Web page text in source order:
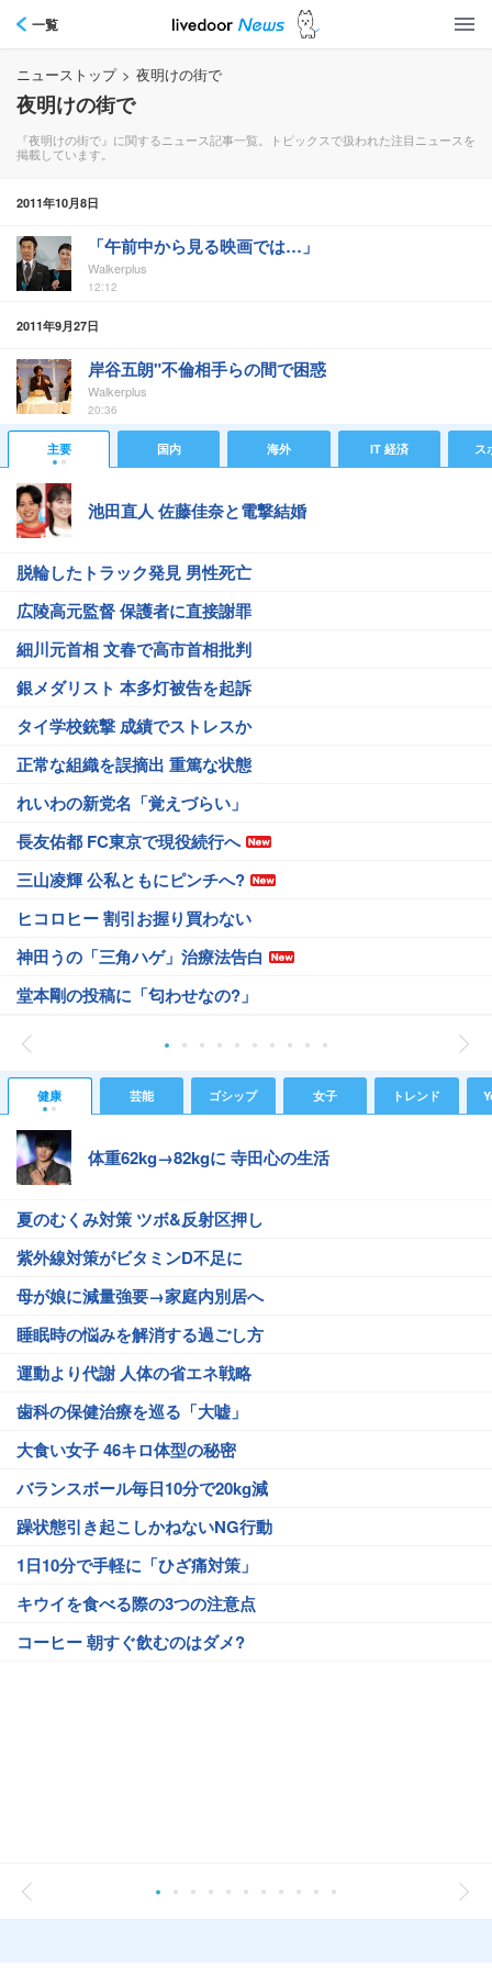
一覧
ニューストップ > 夜明けの街で
夜明けの街で
『夜明けの街で』に関するニュース記事一覧。トピックスで扱われた注目ニュースを
掲載しています。
2011年10月8日
「午前中から見る映画では…」
Walkerplus
12:12
2011年9月27日
岸谷五朗"不倫相手らの間で困惑
Walkerplus
20:36
主要 国内 海外 IT 経済 ス
池田直人 佐藤佳奈と電撃結婚
脱輪したトラック発見 男性死亡
広陵高元監督 保護者に直接謝罪
細川元首相 文春で高市首相批判
銀メダリスト 本多灯被告を起訴
タイ学校銃撃 成績でストレスか
正常な組織を誤摘出 重篤な状態
れいわの新党名「覚えづらい」
長友佑都 FC東京で現役続行へ
三山凌輝 公私ともにピンチへ?
ヒコロヒー 割引お握り買わない
神田うの「三角ハゲ」治療法告白
堂本剛の投稿に「匂わせなの?」
健康 芸能 ゴシップ 女子 トレンド
体重62kg→82kgに 寺田心の生活
夏のむくみ対策 ツボ&反射区押し
紫外線対策がビタミンD不足に
母が娘に減量強要→家庭内別居へ
睡眠時の悩みを解消する過ごし方
運動より代謝 人体の省エネ戦略
歯科の保健治療を巡る「大嘘」
大食い女子 46キロ体型の秘密
バランスボール毎日10分で20kg減
躁状態引き起こしかねないNG行動
1日10分で手軽に「ひざ痛対策」
キウイを食べる際の3つの注意点
コーヒー 朝すぐ飲むのはダメ?